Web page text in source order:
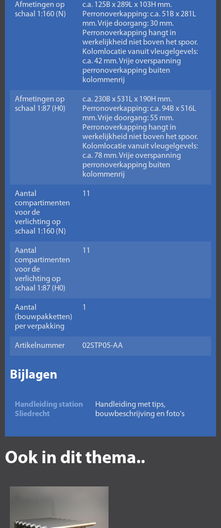
Afmetingen op
schaal 1:160 (N)
c.a. 125B x 289L x 103H mm.
Perronoverkapping: c.a. 51B x 281L
mm. Vrije doorgang: 30 mm.
Perronoverkapping hangt in
werkelijkheid niet boven het spoor.
Kolomlocatie vanuit vleugelgevels:
c.a. 42 mm. Vrije overspanning
perronoverkapping buiten
kolommenrij
Afmetingen op
schaal 1:87 (H0)
c.a. 230B x 531L x 190H mm.
Perronoverkapping: c.a. 94B x 516L
mm. Vrije doorgang: 55 mm.
Perronoverkapping hangt in
werkelijkheid niet boven het spoor.
Kolomlocatie vanuit vleugelgevels:
c.a. 78 mm. Vrije overspanning
perronoverkapping buiten
kolommenrij
Aantal
compartimenten
voor de
verlichting op
schaal 1:160 (N)
11
Aantal
compartimenten
voor de
verlichting op
schaal 1:87 (H0)
11
Aantal
(bouwpakketten)
per verpakking
1
Artikelnummer 02STP05-AA
Bijlagen
Handleiding station
Sliedrecht
Handleiding met tips,
bouwbeschrijving en foto's
Ook in dit thema..